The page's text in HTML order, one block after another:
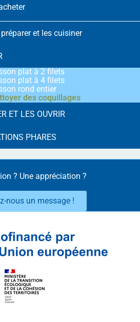
et les cuisiner
plat à 2 filets
plat à 4 filets
rond entier
des coquillages
ET LES OUVRIR
PHARES
? Une appréciation ?
nous un message !